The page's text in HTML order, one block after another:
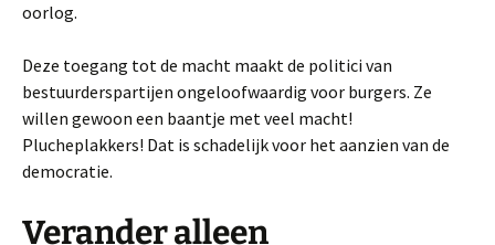
oorlog.
Deze toegang tot de macht maakt de politici van
bestuurderspartijen ongeloofwaardig voor burgers. Ze
willen gewoon een baantje met veel macht!
Plucheplakkers! Dat is schadelijk voor het aanzien van de
democratie.
Verander alleen